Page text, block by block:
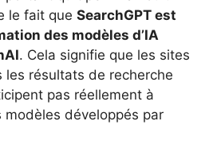
le fait que SearchGPT est
des modèles d’IA
. Cela signifie que les sites
les résultats de recherche
pas réellement à
modèles développés par